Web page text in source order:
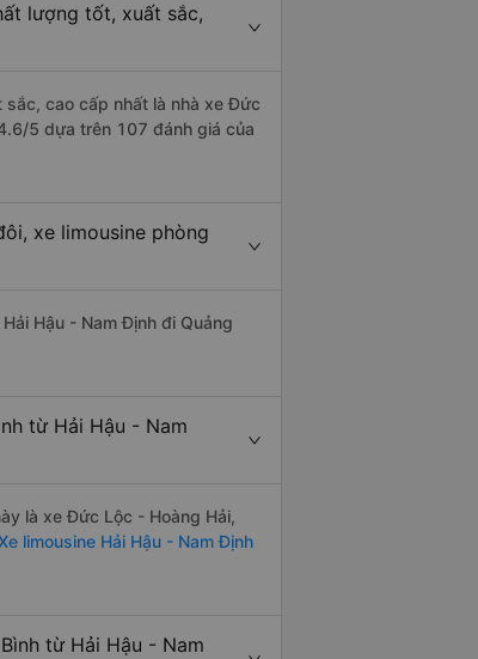
lượng tốt, xuất sắc,
sắc, cao cấp nhất là nhà xe Đức
5 dựa trên 107 đánh giá của
xe limousine phòng
Hậu - Nam Định đi Quảng
từ Hải Hậu - Nam
là xe Đức Lộc - Hoàng Hải,
Xe limousine Hải Hậu - Nam Định
từ Hải Hậu - Nam